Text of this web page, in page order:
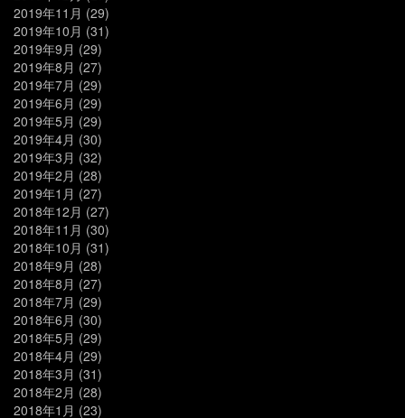
2019年11月 (29)
2019年10月 (31)
2019年9月 (29)
2019年8月 (27)
2019年7月 (29)
2019年6月 (29)
2019年5月 (29)
2019年4月 (30)
2019年3月 (32)
2019年2月 (28)
2019年1月 (27)
2018年12月 (27)
2018年11月 (30)
2018年10月 (31)
2018年9月 (28)
2018年8月 (27)
2018年7月 (29)
2018年6月 (30)
2018年5月 (29)
2018年4月 (29)
2018年3月 (31)
2018年2月 (28)
2018年1月 (23)